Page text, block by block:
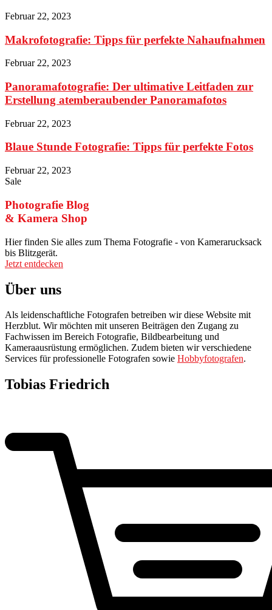
Februar 22, 2023
Makrofotografie: Tipps für perfekte Nahaufnahmen
Februar 22, 2023
Panoramafotografie: Der ultimative Leitfaden zur
Erstellung atemberaubender Panoramafotos
Februar 22, 2023
Blaue Stunde Fotografie: Tipps für perfekte Fotos
Februar 22, 2023
Sale
Photografie Blog
& Kamera Shop
Hier finden Sie alles zum Thema Fotografie - von Kamerarucksack
bis Blitzgerät.
Jetzt entdecken
Über uns
Als leidenschaftliche Fotografen betreiben wir diese Website mit
Herzblut. Wir möchten mit unseren Beiträgen den Zugang zu
Fachwissen im Bereich Fotografie, Bildbearbeitung und
Kameraausrüstung ermöglichen. Zudem bieten wir verschiedene
Services für professionelle Fotografen sowie Hobbyfotografen.
Tobias Friedrich